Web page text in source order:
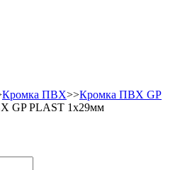
Кромка ПВХ>>Кромка ПВХ GP
GP PLAST 1х29мм